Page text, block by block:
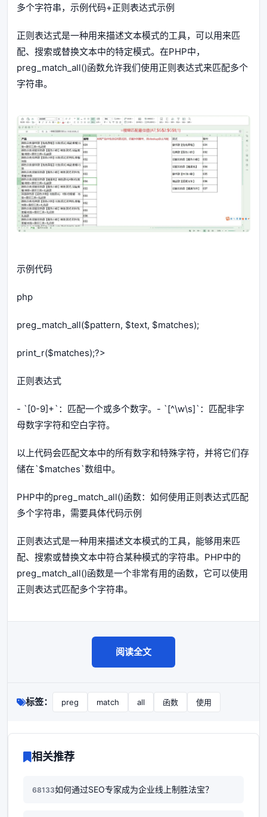
多个字符串，示例代码+正则表达式示例
正则表达式是一种用来描述文本模式的工具，可以用来匹
配、搜索或替换文本中的特定模式。在PHP中，
preg_match_all()函数允许我们使用正则表达式来匹配多个
字符串。
示例代码
php
preg_match_all($pattern, $text, $matches);
print_r($matches);?>
正则表达式
- `[0-9]+`：匹配一个或多个数字。- `[^\w\s]`：匹配非字
母数字字符和空白字符。
以上代码会匹配文本中的所有数字和特殊字符，并将它们存
储在`$matches`数组中。
PHP中的preg_match_all()函数：如何使用正则表达式匹配
多个字符串，需要具体代码示例
正则表达式是一种用来描述文本模式的工具，能够用来匹
配、搜索或替换文本中符合某种模式的字符串。PHP中的
preg_match_all()函数是一个非常有用的函数，它可以使用
正则表达式匹配多个字符串。
阅读全文
标签： preg match all 函数 使用
相关推荐
68133如何通过SEO专家成为企业线上制胜法宝？